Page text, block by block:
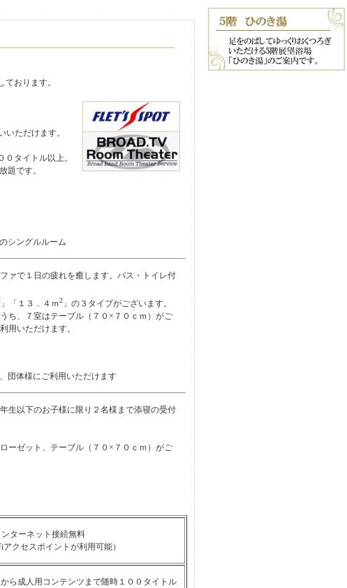
おります。
ただけます。
タイトル以上。
題です。
シングルルーム
ァで１日の疲れを癒します。バス・トイレ付
」「１３．４ｍ2 」の３タイプがございます。
ち、７室はテーブル（７０×７０ｃｍ）がご
用いただけます。
団体様にご利用いただけます
生以下のお子様に限り２名様まで添寝の受付
ーゼット、テーブル（７０×７０ｃｍ）がご
ターネット接続無料
アクセスポイントが利用可能）
ら成人用コンテンツまで随時１００タイトル